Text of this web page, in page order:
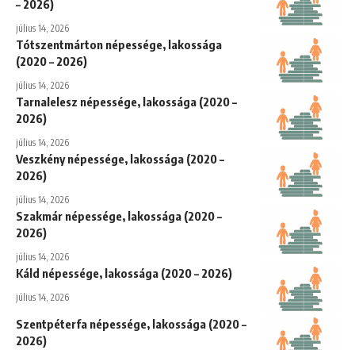
– 2026)
július 14, 2026
Tótszentmárton népessége, lakossága
(2020 – 2026)
július 14, 2026
Tarnalelesz népessége, lakossága (2020 –
2026)
július 14, 2026
Veszkény népessége, lakossága (2020 –
2026)
július 14, 2026
Szakmár népessége, lakossága (2020 –
2026)
július 14, 2026
Káld népessége, lakossága (2020 – 2026)
július 14, 2026
Szentpéterfa népessége, lakossága (2020 –
2026)